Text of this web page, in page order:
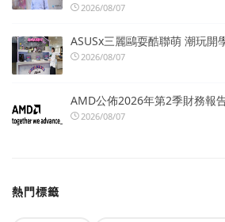
2026/08/07
ASUSx三麗鷗耍酷聯萌 潮玩開
2026/08/07
AMD公佈2026年第2季財務報
2026/08/07
熱門標籤